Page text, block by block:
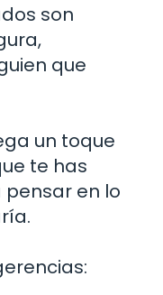
son
que
un toque
te has
en lo